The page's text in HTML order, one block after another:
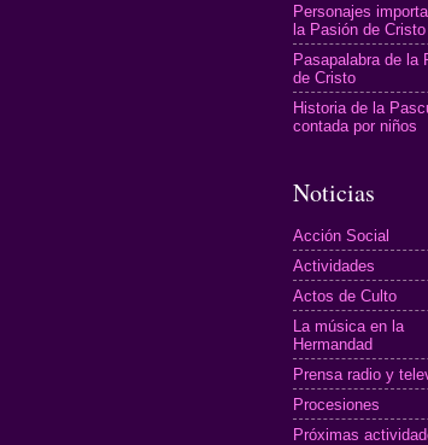
Personajes
la Pasión de Cristo
Pasapalabra de la
de Cristo
Historia de la
contada por niños
Noticias
Acción Social
Actividades
Actos de Culto
La música en la
Hermandad
Prensa radio y
Procesiones
Próximas